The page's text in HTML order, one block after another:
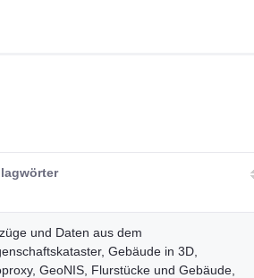
und Daten aus dem
Gebäude in 3D,
GeoNIS, Flurstücke und Gebäude,